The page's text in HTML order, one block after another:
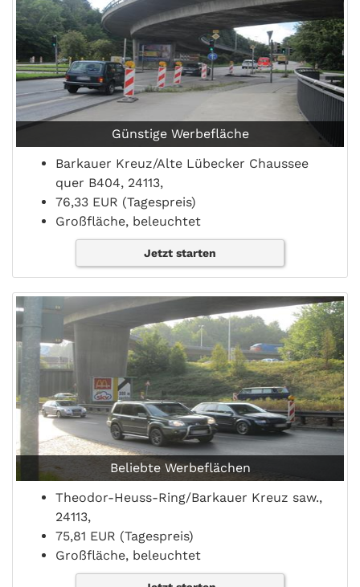
Günstige Werbefläche
Barkauer Kreuz/Alte Lübecker Chaussee
quer B404, 24113,
76,33 EUR (Tagespreis)
Großfläche, beleuchtet
Jetzt starten
Beliebte Werbeflächen
Theodor-Heuss-Ring/Barkauer Kreuz saw.,
24113,
75,81 EUR (Tagespreis)
Großfläche, beleuchtet